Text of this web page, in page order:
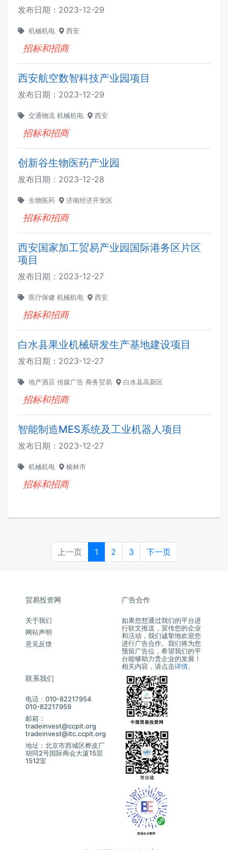
发布日期： 2023-12-29
机械机电 西安
招标和招商
西安航空数智科技产业园项目
发布日期： 2023-12-29
交通物流 机械机电 西安
招标和招商
创新谷生物医药产业园
发布日期： 2023-12-28
生物医药 济南经济开发区
招标和招商
西安国家加工贸易产业园国际港务区片区
项目
发布日期： 2023-12-27
医疗保健 机械机电 西安
招标和招商
白水县果业机械研发生产基地建设项目
发布日期： 2023-12-27
地产酒店 传媒广告 商务贸易 白水县高新区
招标和招商
智能制造MES系统及工业机器人项目
发布日期： 2023-12-27
机械机电 榆林市
招标和招商
上一页 1 2 3 下一页
贸易投资网
关于我们
网站声明
意见反馈
广告合作
如果您想通过我们的平台进
行软文推送，宣传您的企业
和活动，我们诚挚地欢迎您
进行广告合作。我们将为您
预留广告位，希望我们的平
台能够助力贵企业的发展！
相关内容，请点击详情。
联系我们
电话：010-82217954
010-82217959
邮箱：
tradeinvest@ccpit.org
tradeinvest@itc.ccpit.org
地址：北京市西城区桦皮厂
胡同2号国际商会大厦15层
1512室